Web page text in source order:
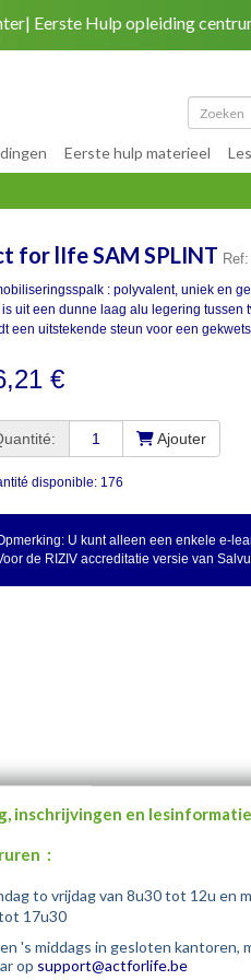
Eerste Hulp opleiding
Eerste hulp materieel
for lIfe SAM SPLINT
: polyvalent, uniek en
is uit een dunne laag alu legering
een uitstekende steun voor een
€
Ajouter
disponible: 176
U kunt alleen een enkele e-
de RIZIV accreditatie versie van
inschrijvingen en
:
to vrijdag van 8u30 tot 12u en
17u30
's middags in gesloten kantoren,
op support@actforlife.be